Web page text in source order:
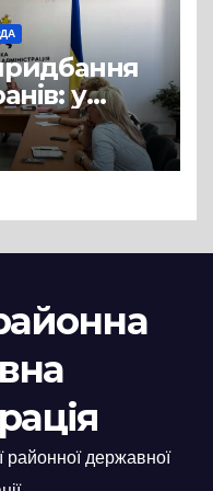
у
районної державної